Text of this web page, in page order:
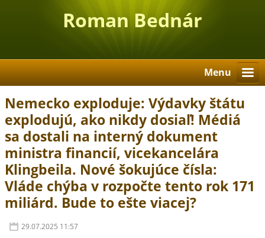
Roman Bednár
Menu
Nemecko exploduje: Výdavky štátu
explodujú, ako nikdy dosiaľ! Médiá
sa dostali na interný dokument
ministra financií, vicekancelára
Klingbeila. Nové šokujúce čísla:
Vláde chýba v rozpočte tento rok 171
miliárd. Bude to ešte viacej?
29.07.2025 11:57